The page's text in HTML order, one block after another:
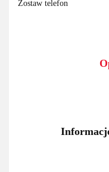
Zostaw telefon